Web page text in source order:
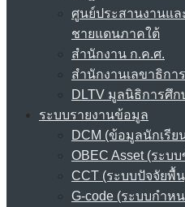
ศูนย์ประสานงานแ
ชายแดนภาคใต้
สำนักงาน ก.ค.ศ.
สำนักงานเลขาธิกา
DLTV มูลนิธิการศึก
ระบบรายงานข้อมูล
DCM (ข้อมูลนักเรี
OBEC Asset (ระ
CCT (ระบบปัจจัยพื้
G-code (ระบบกำห